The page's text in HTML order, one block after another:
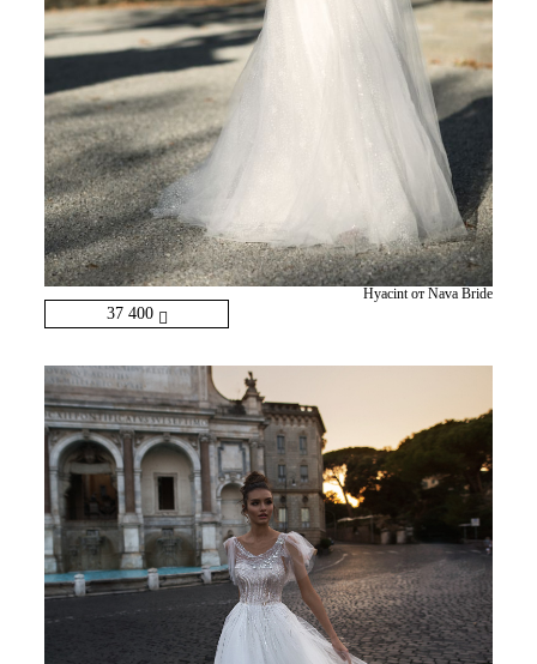
37 400
Hyacint от Nava Bride